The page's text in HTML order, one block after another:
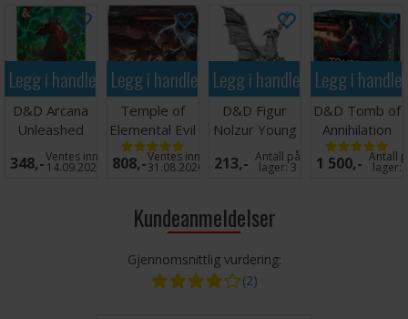
Legg i handlekurven
D&D Arcana
Unleashed
Deadfall
348,-Ventes inn
14.09.2026
Legg i handlekurven
Temple of
Elemental Evil
Brettspill
808,-Ventes inn
31.08.2026
Legg i handlekurven
D&D Figur
Nolzur Young
Copper
Dragon
213,- Antall på
lager:3
Legg i
D&D Tomb of
Annihilation
Brettspill
1 500,- Antall
lager:
Kundeanmeldelser
Gjennomsnittlig vurdering:
(2)